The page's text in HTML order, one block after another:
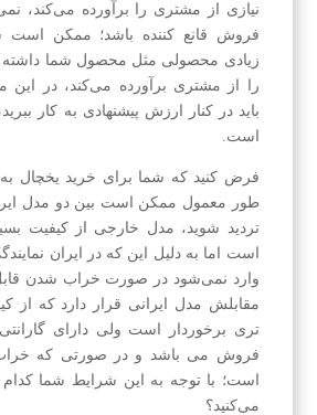
نیازی از مشتری را برآورده می‌کند،
فروش قانع کننده باشد؛ ممکن است
زیادی محصولی مثل محصول شما داشته
را از مشتری برآورده می‌کند، در این
باید در کنار ارزش پیشنهادی به کار
است.
فرض کنید که شما برای خرید یخچال به
طور معمول ممکن است بین دو مدل
تردید شوید، مدل خارجی از کیفیت
است اما به دلیل این که در ایران
وارد نمی‌شود در صورت خراب شدن
مقابلش مدل ایرانی قرار دارد که از
تری برخوردار است ولی دارای
فروش می باشد و در صورتی که خراب
است؛ با توجه به این شرایط شما
می‌کنید؟